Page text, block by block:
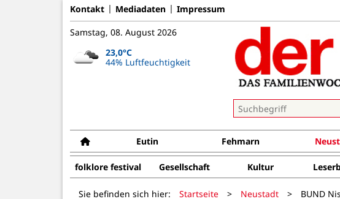
Kontakt Mediadaten Impressum
Samstag, 08. August 2026
23,0°C
44% Luftfeuchtigkeit
Eutin Fehmarn
folklore festival Gesellschaft Kultur
Sie befinden sich hier: Startseite > Neustadt > BUND